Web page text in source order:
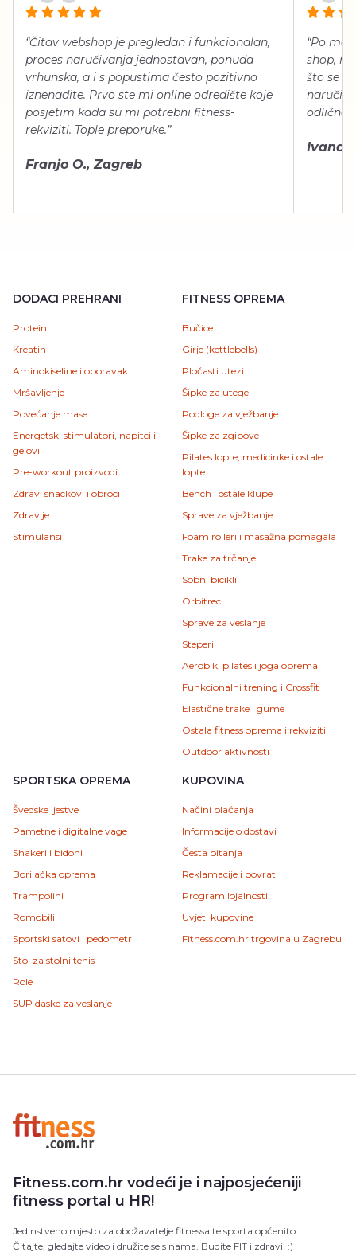
“Čitav webshop je pregledan i funkcionalan,
proces naručivanja jednostavan, ponuda
vrhunska, a i s popustima često pozitivno
iznenadite. Prvo ste mi online odredište koje
posjetim kada su mi potrebni fitness-
rekviziti. Tople preporuke.”
Franjo O., Zagreb
“Po
shop,
što se
naručiti,
odlično
Ivana
DODACI PREHRANI
Proteini
Kreatin
Aminokiseline i oporavak
Mršavljenje
Povećanje mase
Energetski stimulatori, napitci i
gelovi
Pre-workout proizvodi
Zdravi snackovi i obroci
Zdravlje
Stimulansi
FITNESS OPREMA
Bučice
Girje (kettlebells)
Pločasti utezi
Šipke za utege
Podloge za vježbanje
Šipke za zgibove
Pilates lopte, medicinke i ostale
lopte
Bench i ostale klupe
Sprave za vježbanje
Foam rolleri i masažna pomagala
Trake za trčanje
Sobni bicikli
Orbitreci
Sprave za veslanje
Steperi
Aerobik, pilates i joga oprema
Funkcionalni trening i Crossfit
Elastične trake i gume
Ostala fitness oprema i rekviziti
Outdoor aktivnosti
SPORTSKA OPREMA
Švedske ljestve
Pametne i digitalne vage
Shakeri i bidoni
Borilačka oprema
Trampolini
Romobili
Sportski satovi i pedometri
Stol za stolni tenis
Role
SUP daske za veslanje
KUPOVINA
Načini plaćanja
Informacije o dostavi
Česta pitanja
Reklamacije i povrat
Program lojalnosti
Uvjeti kupovine
Fitness.com.hr trgovina u Zagrebu
Fitness.com.hr vodeći je i najposjećeniji
fitness portal u HR!
Jedinstveno mjesto za obožavatelje fitnessa te sporta općenito.
Čitajte, gledajte video i družite se s nama. Budite FIT i zdravi! :)